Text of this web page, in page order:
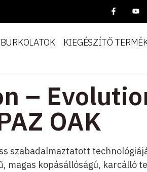
KIEGÉSZÍTŐ
–
OAK
szabadalmaztatott
magas kopásállóságú, karcálló